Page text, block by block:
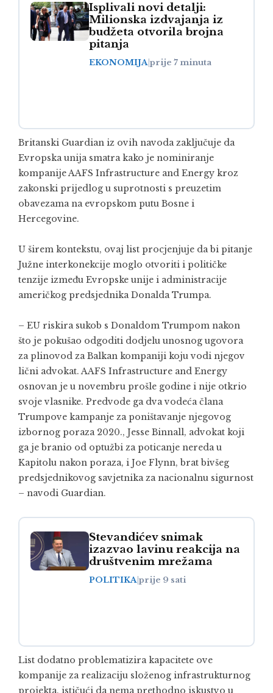
Isplivali novi detalji:
Milionska izdvajanja iz
budžeta otvorila brojna
pitanja
EKONOMIJAprije 7 minuta
Britanski Guardian iz ovih navoda zaključuje da
Evropska unija smatra kako je nominiranje
kompanije AAFS Infrastructure and Energy kroz
zakonski prijedlog u suprotnosti s preuzetim
obavezama na evropskom putu Bosne i
Hercegovine.
U širem kontekstu, ovaj list procjenjuje da bi pitanje
Južne interkonekcije moglo otvoriti i političke
tenzije između Evropske unije i administracije
američkog predsjednika Donalda Trumpa.
– EU riskira sukob s Donaldom Trumpom nakon
što je pokušao odgoditi dodjelu unosnog ugovora
za plinovod za Balkan kompaniji koju vodi njegov
lični advokat. AAFS Infrastructure and Energy
osnovan je u novembru prošle godine i nije otkrio
svoje vlasnike. Predvode ga dva vodeća člana
Trumpove kampanje za poništavanje njegovog
izbornog poraza 2020., Jesse Binnall, advokat koji
ga je branio od optužbi za poticanje nereda u
Kapitolu nakon poraza, i Joe Flynn, brat bivšeg
predsjednikovog savjetnika za nacionalnu sigurnost
– navodi Guardian.
Stevandićev snimak
izazvao lavinu reakcija na
društvenim mrežama
POLITIKAprije 9 sati
List dodatno problematizira kapacitete ove
kompanije za realizaciju složenog infrastrukturnog
projekta, ističući da nema prethodno iskustvo u